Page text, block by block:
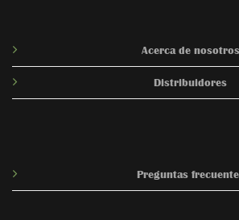
Acerca de nosotros
Distribuidores
Preguntas